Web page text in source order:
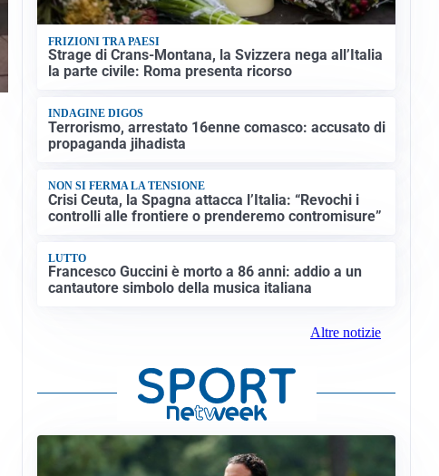
FRIZIONI TRA PAESI
Strage di Crans-Montana, la Svizzera nega all’Italia
la parte civile: Roma presenta ricorso
INDAGINE DIGOS
Terrorismo, arrestato 16enne comasco: accusato di
propaganda jihadista
NON SI FERMA LA TENSIONE
Crisi Ceuta, la Spagna attacca l’Italia: “Revochi i
controlli alle frontiere o prenderemo contromisure”
LUTTO
Francesco Guccini è morto a 86 anni: addio a un
cantautore simbolo della musica italiana
Altre notizie